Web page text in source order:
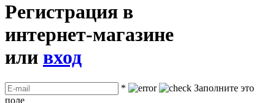
Регистрация в
интернет-магазине
или вход
*
Заполните это
поле